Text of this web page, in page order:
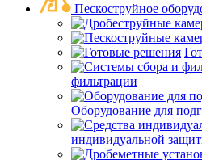
Пескоструйное
фильтрации
Оборудование для
индивидуальной